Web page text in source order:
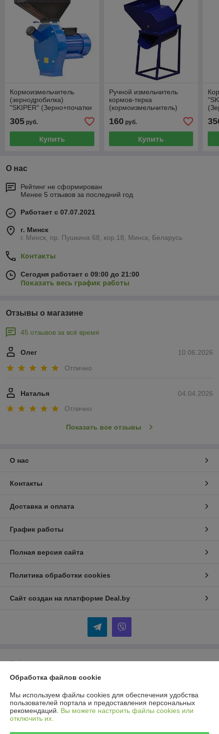
Кормоизмельчитель
(зернодробилка)
"SKIPER" (Зерно+початки
305 руб.
Купить
Ручной измельчитель
кормов-терка
(кормоизмельчитель)
160руб.
Купить
О нас
Рейтинг не сформирован
Менее 5 отзывов за последний год
Работает с 07.07.2021
г. Минск
г. Минск, пр. Пушкина 68, кор.18, Минск, Беларусь
Контакты
Сегодня работает с 09:00 до 21:00
Показать весь график работы
Отзывы о магазине
45 отзывов за всё время
10.06.2026
Олег
Отлично
04.04.2026
Наталья
Отлично
Показать все отзывы
О нас
Контакты
Доставка и оплата
График работы
Полная версия сайта
Политика обработки cookies
Сайт создан на платформе Deal.by
Информация для покупателя
Юридическое лицо:Общество с ограниченной ответственностью
Республика Беларусь, г. Минск, 220073, пр. Пушкина, 68, кор. 18
Регистрационный номер ЕГР: 192166430
Обработка файлов cookie
Мы используем файлы cookies для обеспечения удобства
пользователей портала и предоставления персональных
рекомендаций. Вы можете настроить файлы cookies или
отключить их.